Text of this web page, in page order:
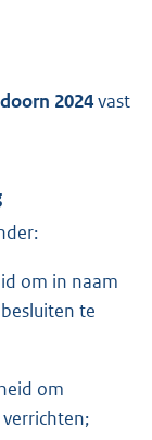
2024vast
om in naam
te
om